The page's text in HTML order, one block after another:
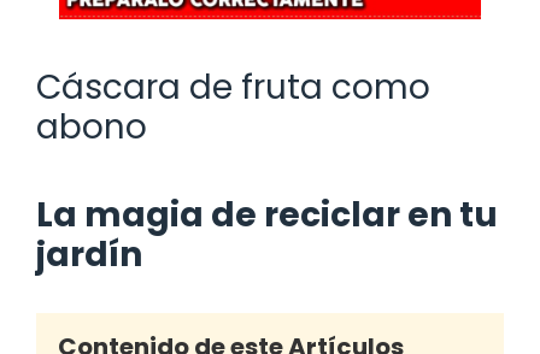
Cáscara de fruta como
abono
La magia de reciclar en tu
jardín
Contenido de este Artículos